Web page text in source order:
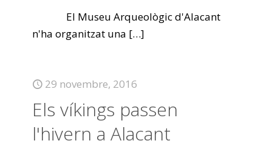
El Museu Arqueològic d'Alacant
n'ha organitzat una […]
29 novembre, 2016
Els víkings passen
l'hivern a Alacant